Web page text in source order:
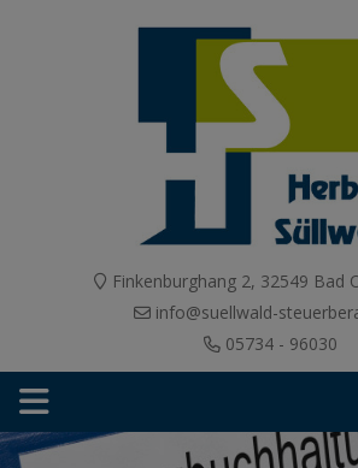
Finkenburghang 2, 32549 Bad
info@suellwald-
05734 - 96030